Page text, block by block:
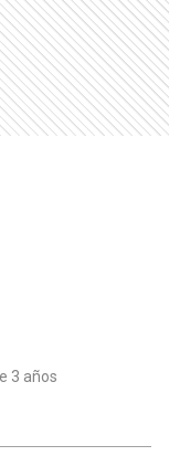
3 años